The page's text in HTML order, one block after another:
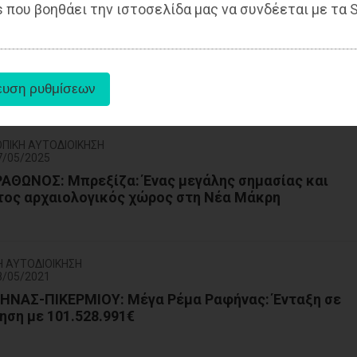
που βοηθάει την ιστοσελίδα μας να συνδέεται με τα
05/2025
ΑΥΤΟΔΙΟΙΚΗΣΗ
05/2025
Μπρεξίζα: Ένας μεγάλης σημασίας και
αρχαιολογικός χώρος στη Νέα Μάκρη
ΑΥΤΟΔΙΟΙΚΗΣΗ
05/2021
ΠΙΚEΡΜΙΟΥ: Μέγα Ρέμα Ραφήνας: Ένταξη σε
με 101.528.991€